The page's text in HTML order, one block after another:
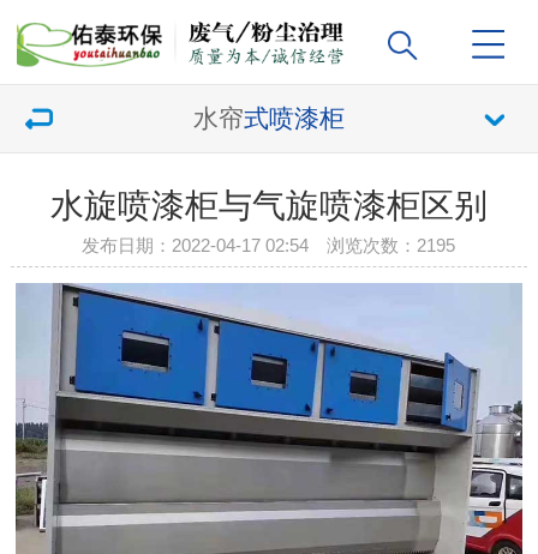
水帘式喷漆柜
水旋喷漆柜与气旋喷漆柜区别
发布日期：2022-04-17 02:54 浏览次数： 2195